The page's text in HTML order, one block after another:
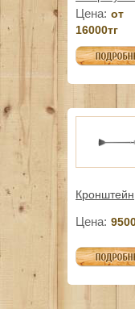
Цена: от
16000тг
Кронштейн
Цена: